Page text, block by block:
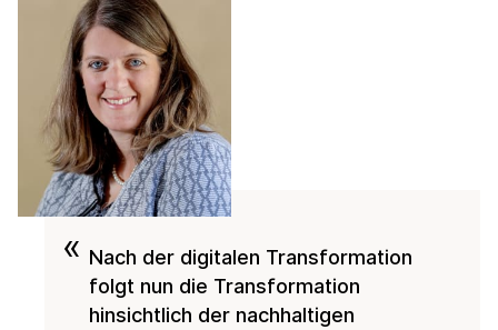
« Nach der digitalen Transformation
folgt nun die Transformation
hinsichtlich der nachhaltigen